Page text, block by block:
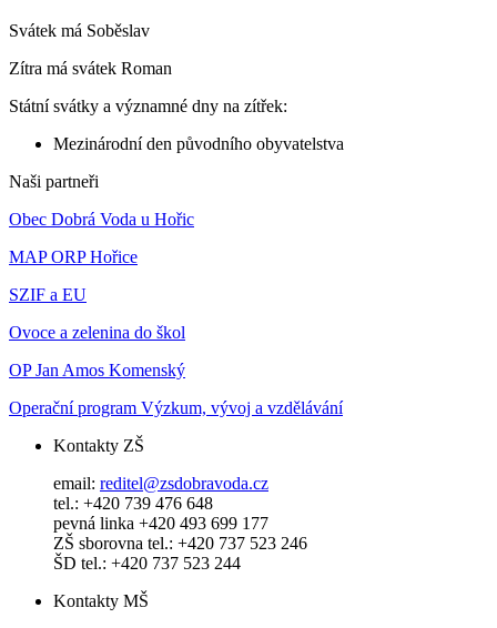
Svátek má Soběslav
Zítra má svátek Roman
Státní svátky a významné dny na zítřek:
Mezinárodní den původního obyvatelstva
Naši partneři
Obec Dobrá Voda u Hořic
MAP ORP Hořice
SZIF a EU
Ovoce a zelenina do škol
OP Jan Amos Komenský
Operační program Výzkum, vývoj a vzdělávání
Kontakty ZŠ
email: reditel@zsdobravoda.cz
tel.: +420 739 476 648
pevná linka +420 493 699 177
ZŠ sborovna tel.: +420 737 523 246
ŠD tel.: +420 737 523 244
Kontakty MŠ